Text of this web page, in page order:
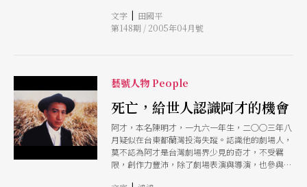
成了表演工作坊的招牌系列。（表演工作坊 提
供） 《暗戀桃花源》 一九八六年的《暗戀桃花
手法。而賴聲川因此戲獲頒「國家文藝獎」，一九
八九年獲「中華民國十大傑出青年獎」。同時也拍
成了電影。（表演工作坊 提供） 《開放配偶（非
常開放）》 一九八八年《開放配偶（非常開
放）》，由陳明才編導，是表坊嘗試改編達利歐‧
弗的劇作，也是後來演出義大利即興喜劇的開端。
（表演工作坊 提供） 《如果在冬夜一個旅人》
（表演工作坊 提供） 為了更積極培養新人才加入
文字 | 田國平
第148期 / 2005年04月號
藝號人物 People
死亡，給世人認識阿才的機會
阿才，本名陳明才，一九六一年生，二○○三年八
月疑似在台東都蘭灣投海失蹤。認識他的劇場人，
莫不認為阿才是台灣劇場界少見的奇才，不受羈
限，創作力豐沛，除了劇場表演與導演，也參與視